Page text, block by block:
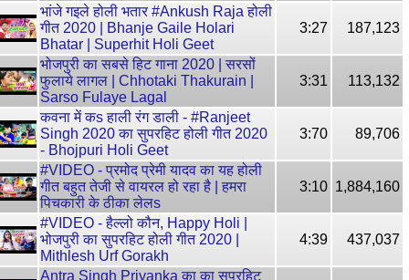
भांजे गइले होली भतार #Ankush Raja होली
गीत 2020 | Bhanje Gaile Holari
Bhatar | Superhit Holi Geet
3:27 187,123
भोजपुरी का सबसे हिट गाना 2020 | सरसों
फुलाये लागल | Chhotaki Thakurain |
Sarso Fulaye Lagal
3:31 113,132
कवना में कs हाली रंग डाली - #Ranjeet
Singh 2020 का सुपरहिट होली गीत 2020
- Bhojpuri Holi Geet
3:70 89,706
#VIDEO - प्रमोद प्रेमी यादव का यह होली
गीत बहुत तेजी से वायरल हो रहा है | हमरा
पिचकारी के ठीका लेलs
3:10 1,884,160
#VIDEO - हैल्लो कौन, Happy Holi |
भोजपुरी का सुपरहिट होली गीत 2020 |
Mithlesh Urf Gorakh
4:39 437,037
Antra Singh Priyanka का का सुपरहिट